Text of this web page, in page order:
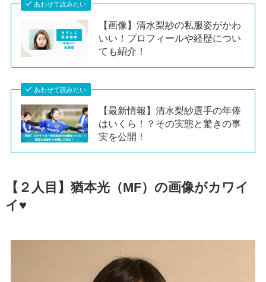
あわせて読みたい
【画像】清水梨紗の私服姿がかわ
いい！プロフィールや経歴につい
ても紹介！
あわせて読みたい
【最新情報】清水梨紗選手の年俸
はいくら！？その実態と驚きの事
実を公開！
【２人目】猶本光（MF）の画像がカワイ
イ♥